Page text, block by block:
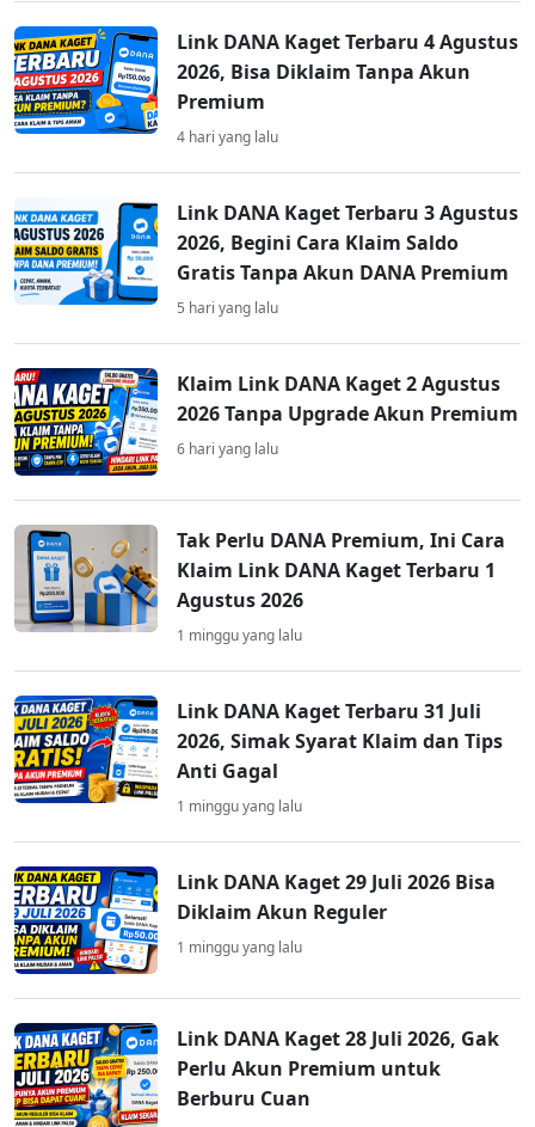
Link DANA Kaget Terbaru 4 Agustus
2026, Bisa Diklaim Tanpa Akun
Premium
4 hari yang lalu
Link DANA Kaget Terbaru 3 Agustus
2026, Begini Cara Klaim Saldo
Gratis Tanpa Akun DANA Premium
5 hari yang lalu
Klaim Link DANA Kaget 2 Agustus
2026 Tanpa Upgrade Akun Premium
6 hari yang lalu
Tak Perlu DANA Premium, Ini Cara
Klaim Link DANA Kaget Terbaru 1
Agustus 2026
1 minggu yang lalu
Link DANA Kaget Terbaru 31 Juli
2026, Simak Syarat Klaim dan Tips
Anti Gagal
1 minggu yang lalu
Link DANA Kaget 29 Juli 2026 Bisa
Diklaim Akun Reguler
1 minggu yang lalu
Link DANA Kaget 28 Juli 2026, Gak
Perlu Akun Premium untuk
Berburu Cuan